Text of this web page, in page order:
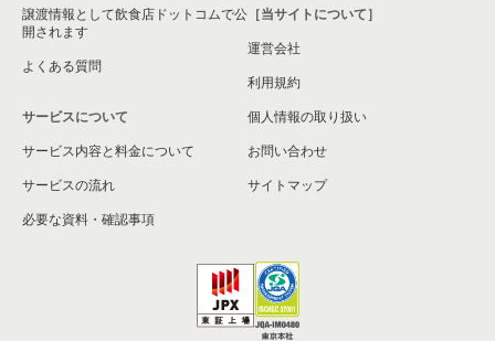
譲渡情報として飲食店ドットコムで公
開されます
よくある質問
サービスについて
サービス内容と料金について
サービスの流れ
必要な資料・確認事項
［当サイトについて］
運営会社
利用規約
個人情報の取り扱い
お問い合わせ
サイトマップ